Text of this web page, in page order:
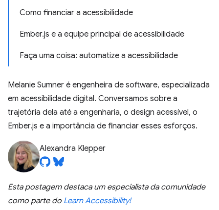
Como financiar a acessibilidade
Ember.js e a equipe principal de acessibilidade
Faça uma coisa: automatize a acessibilidade
Melanie Sumner é engenheira de software, especializada
em acessibilidade digital. Conversamos sobre a
trajetória dela até a engenharia, o design acessível, o
Ember.js e a importância de financiar esses esforços.
Alexandra Klepper
Esta postagem destaca um especialista da comunidade
como parte do Learn Accessibility!